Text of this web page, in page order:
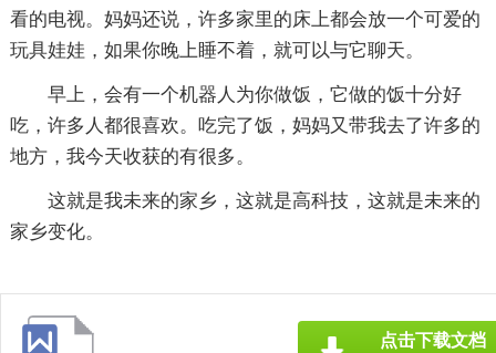
看的电视。妈妈还说，许多家里的床上都会放一个可爱的
玩具娃娃，如果你晚上睡不着，就可以与它聊天。
早上，会有一个机器人为你做饭，它做的饭十分好
吃，许多人都很喜欢。吃完了饭，妈妈又带我去了许多的
地方，我今天收获的有很多。
这就是我未来的家乡，这就是高科技，这就是未来的
家乡变化。
点击下载文档